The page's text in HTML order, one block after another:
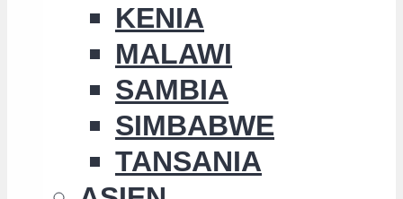
KENIA
MALAWI
SAMBIA
SIMBABWE
TANSANIA